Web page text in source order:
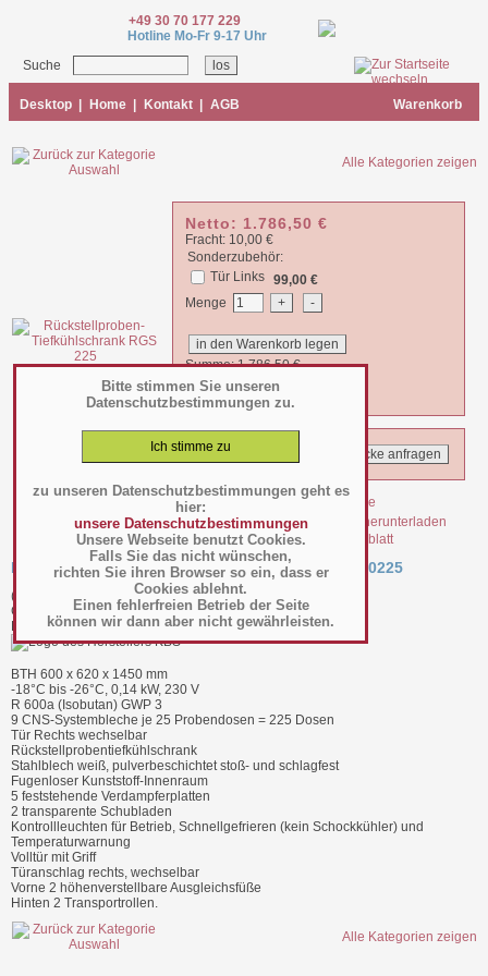
Bitte stimmen Sie unseren
Datenschutzbestimmungen zu.
zu unseren Datenschutzbestimmungen geht es
hier:
unsere Datenschutzbestimmungen
Unsere Webseite benutzt Cookies.
Falls Sie das nicht wünschen,
richten Sie ihren Browser so ein, dass er
Cookies ablehnt.
Einen fehlerfreien Betrieb der Seite
können wir dann aber nicht gewährleisten.
+49 30 70 177 229
Hotline Mo-Fr 9-17 Uhr
Suche
Desktop Home Kontakt AGB Warenkorb
Alle Kategorien zeigen
Netto: 1.786,50 €
Fracht: 10,00 €
Sonderzubehör:
Tür Links 99,00 €
Menge
Summe:1.786,50€
zzgl. 19% MWSt. =
file_34267.pdf Datenblatt
Rückstellproben-Tiefkühlschrank RGS 225 - 9190225
(Art.-Nr.: 010.17.003 )
GTIN: 4059395042177
Hersteller/Großhändler KBS
BTH 600 x 620 x 1450 mm
-18°C bis -26°C, 0,14 kW, 230 V
R 600a (Isobutan) GWP 3
9 CNS-Systembleche je 25 Probendosen = 225 Dosen
Tür Rechts wechselbar
Rückstellprobentiefkühlschrank
Stahlblech weiß, pulverbeschichtet stoß- und schlagfest
Fugenloser Kunststoff-Innenraum
5 feststehende Verdampferplatten
2 transparente Schubladen
Kontrollleuchten für Betrieb, Schnellgefrieren (kein Schockkühler) und
Temperaturwarnung
Volltür mit Griff
Türanschlag rechts, wechselbar
Vorne 2 höhenverstellbare Ausgleichsfüße
Hinten 2 Transportrollen.
Alle Kategorien zeigen